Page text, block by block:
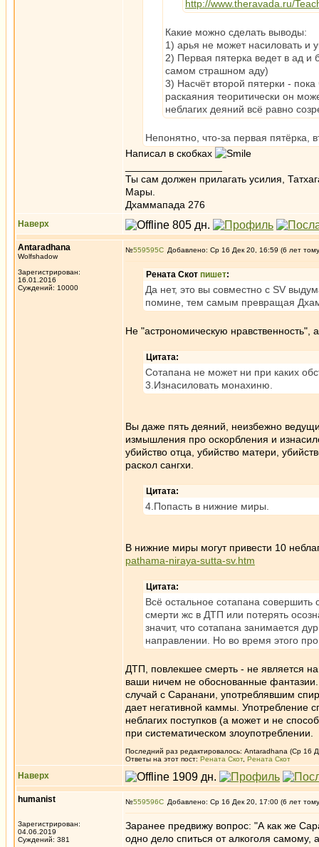
http://www.theravada.ru/
Какие можно сделать выводы:
1) арья не может насиловать и
2) Первая пятерка ведет в ад и
самом страшном аду)
3) Насчёт второй пятерки -
раскаяния теоритически он
неблагих деяний всё равно
Непонятно, что-за первая пятёрка,
Написал в скобках
Ты сам должен прилагать усилия,
Мары.
Дхаммапада 276
Наверх
Antaradhana
Wolfshadow
Зарегистрирован:
16.01.2016
Суждений: 10000
№559595 Добавлено: Ср 16 Дек 20, 16:59 (6 лет
Рената Скот пишет:
Да нет, это вы совместно с SV
помине, тем самым превращая
Не "астрономическую
Цитата:
Сотапана не может ни при каких
3.Изнасиловать монахиню.
Вы даже пять деяний, неизбежно
измышления про оскорбления и
убийство отца, убийство матери,
раскол сангхи.
Цитата:
4.Попасть в нижние миры.
В нижние миры могут привести 10
pathama-niraya-sutta-sv.htm
Цитата:
Всё остальное сотапана совершить
смерти жс в ДТП или потерять
значит, что сотапана занимается
направлении. Но во время этого
ДТП, повлекшее смерть - не является
ваши ничем не обоснованные фантазии.
случай с Саранани, употреблявшим
дает негативной каммы. Употребление
неблагих поступков (а может и не
при систематическом злоупотреблении.
Последний раз редактировалось: Antaradhana (Ср 16
Ответы на этот пост: Рената Скот, Рената Скот
Наверх
humanist
Зарегистрирован:
04.06.2019
Суждений: 381
№559596 Добавлено: Ср 16 Дек 20, 17:00 (6 лет
Заранее предвижу вопрос: "А как же
одно дело спиться от алкоголя самому,